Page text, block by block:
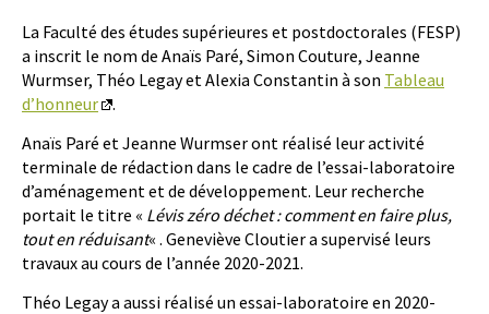
La Faculté des études supérieures et postdoctorales (FESP)
a inscrit le nom de Anaïs Paré, Simon Couture, Jeanne
Wurmser, Théo Legay et Alexia Constantin à son Tableau
d’honneur
.
Anaïs Paré et Jeanne Wurmser ont réalisé leur activité
terminale de rédaction dans le cadre de l’essai-laboratoire
d’aménagement et de développement. Leur recherche
portait le titre « Lévis zéro déchet : comment en faire plus,
tout en réduisant« . Geneviève Cloutier a supervisé leurs
travaux au cours de l’année 2020-2021.
Théo Legay a aussi réalisé un essai-laboratoire en 2020-